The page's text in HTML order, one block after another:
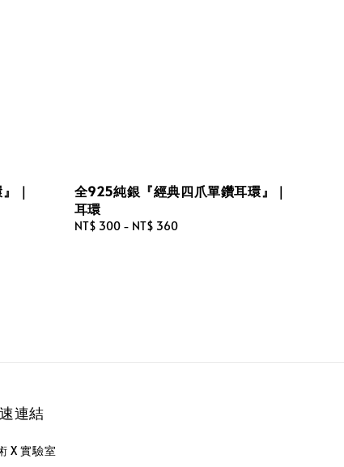
｜
全925純銀『經典四爪單鑽耳環』｜
耳環
Regular
NT$ 300- NT$ 360
連結
X 實驗室